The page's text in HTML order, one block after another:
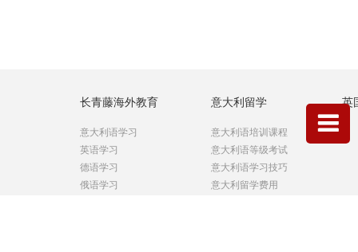
长青藤海外教育
意大利语学习
英语学习
德语学习
俄语学习
意大利留学
意大利语培训课程
意大利语等级考试
意大利语学习技巧
意大利留学费用
英